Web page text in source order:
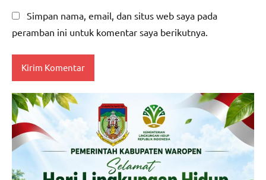
Simpan nama, email, dan situs web saya pada
peramban ini untuk komentar saya berikutnya.